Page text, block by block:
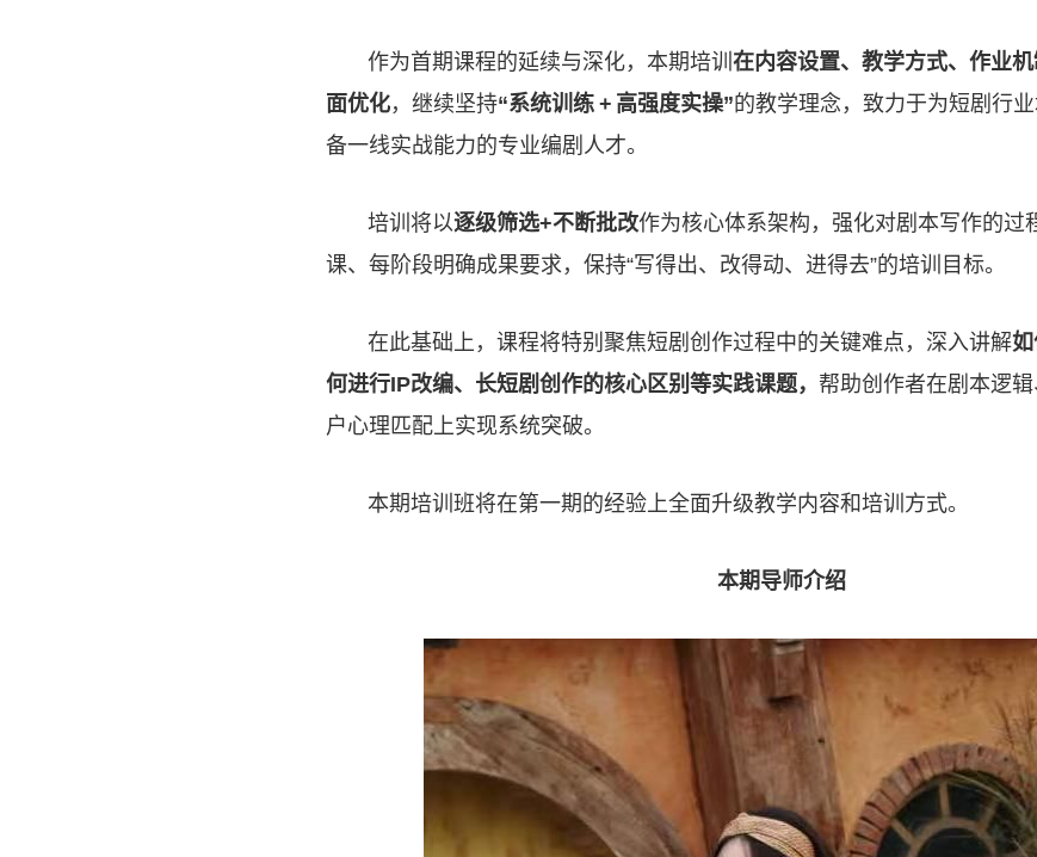
作为首期课程的延续与深化，本期培训 在内容设置、教学方式、作业
面优化，继续坚持“系统训练 + 高强度实操”的教学理念，致力于为短剧行
备一线实战能力的专业编剧人才。
培训将以逐级筛选+不断批改作为核心体系架构，强化对剧本写作的过
课、每阶段明确成果要求，保持“写得出、改得动、进得去”的培训目标。
在此基础上，课程将特别聚焦短剧创作过程中的关键难点，深入讲解
何进行IP改编、长短剧创作的核心区别等实践课题， 帮助创作者在剧本逻
户心理匹配上实现系统突破。
本期培训班将在第一期的经验上全面升级教学内容和培训方式。
本期导师介绍